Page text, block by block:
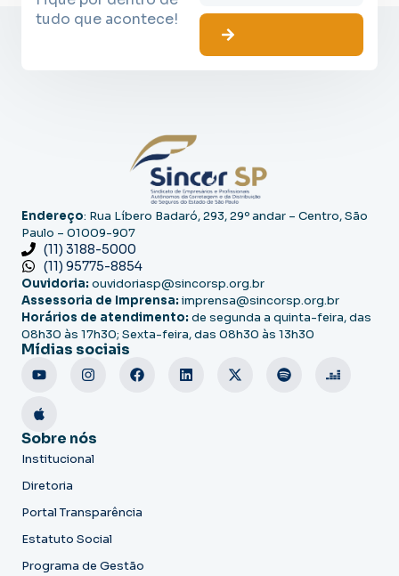
tudo que acontece!
Endereço: Rua Líbero Badaró, 293, 29º andar – Centro, São
Paulo – 01009-907
(11) 3188-5000
(11) 95775-8854
Ouvidoria: ouvidoriasp@sincorsp.org.br
Assessoria de Imprensa: imprensa@sincorsp.org.br
Horários de atendimento: de segunda a quinta-feira, das
08h30 às 17h30; Sexta-feira, das 08h30 às 13h30
Mídias sociais
Sobre nós
Institucional
Diretoria
Portal Transparência
Estatuto Social
Programa de Gestão